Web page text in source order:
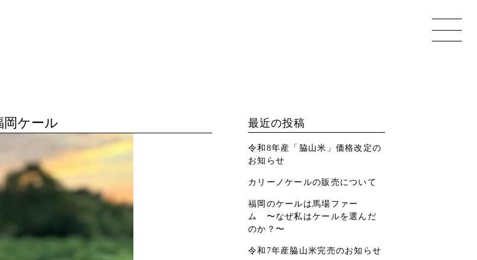
ケール 最近の投稿
令和8年産「脇山米」価格改定の
お知らせ
カリーノケールの販売について
福岡のケールは馬場ファー
ム 〜なぜ私はケールを選んだ
のか？〜
令和7年産脇山米完売のお知らせ